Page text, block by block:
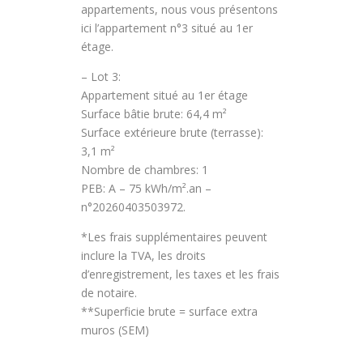
appartements, nous vous présentons
ici l’appartement n°3 situé au 1er
étage.
– Lot 3:
Appartement situé au 1er étage
Surface bâtie brute: 64,4 m²
Surface extérieure brute (terrasse):
3,1 m²
Nombre de chambres: 1
PEB: A – 75 kWh/m².an –
n°20260403503972.
*Les frais supplémentaires peuvent
inclure la TVA, les droits
d’enregistrement, les taxes et les frais
de notaire.
**Superficie brute = surface extra
muros (SEM)